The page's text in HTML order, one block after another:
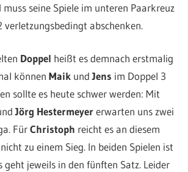
seine Spiele im unteren Paarkreuz
verletzungsbedingt abschenken.
Doppel heißt es demnach erstmalig
könnenMaik undJens im Doppel 3
sollte es heute schwer werden: Mit
Jörg Hestermeyererwarten uns zwei
FürChristoph reicht es an diesem
zu einem Sieg. In beiden Spielen ist
geht jeweils in den fünften Satz. Leider